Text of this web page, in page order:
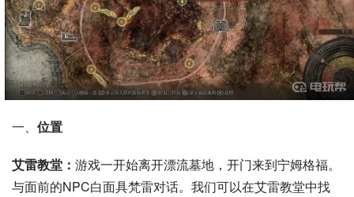
一、 位置
艾雷教堂： 游戏一开始离开漂流墓地，开门来到宁姆格福。
与面前的NPC白面具梵雷对话。我们可以在艾雷教堂中找